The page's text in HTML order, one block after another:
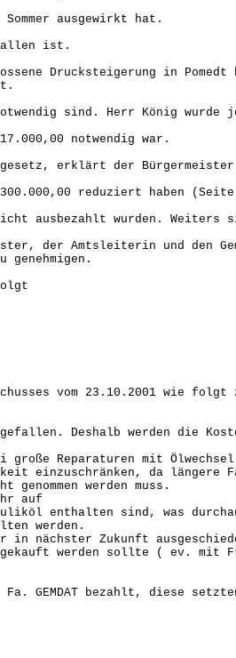
ausgewirkt hat.
ist.
Drucksteigerung in
sind. Herr König wurde
notwendig war.
erklärt der
reduziert haben
ausbezahlt wurden.
der Amtsleiterin und
vom 23.10.2001 wie folgt
Deshalb werden die
große Reparaturen mit
einzuschränken, da längere
werden muss.
auf
enthalten sind, was
werden.
Zukunft
werden sollte ( ev. mit
GEMDAT bezahlt, diese